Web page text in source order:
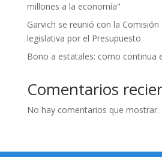
millones a la economía"
Garvich se reunió con la Comisión
legislativa por el Presupuesto
Bono a estatales: como continua
Comentarios
No hay comentarios que mostrar.